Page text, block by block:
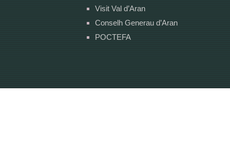
Visit Val d’Aran
Conselh Generau d’Aran
POCTEFA